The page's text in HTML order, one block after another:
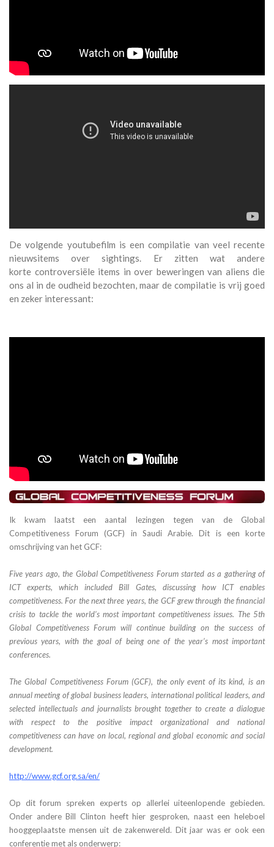
De volgende youtubefilm is een compilatie van veel recente
nieuwsitems over sightings. Er zitten wat andere
korte controversiële items in over beweringen van aliens die
ons al in de oudheid bezochten, maar de compilatie is vrij goed
en zeker interessant:
Ik kwam laatst een aantal lezingen tegen van de Global
Competitiveness Forum (GCF) in Saudi Arabie. Dit is een korte
omschrijving van het GCF:
Five years ago, the Global Competitiveness Forum started as a gathering of
ICT experts, which included Bill Gates, discussing how ICT enables
competitiveness. For the next three years, the GCF grew through the financial
crisis to tackle the world’s most important competitiveness issues. The 5th
Global Competitiveness Forum will continue building on the success of
previous years, with the goal of being one of the year’s most important
conferences.
The Global Competitiveness Forum (GCF), the only event of its kind, is an
annual meeting of global business leaders, international political leaders, and
selected intellectuals and journalists brought together to create a dialogue
with respect to the positive impact organizational and national
competitiveness can have on local, regional and global economic and social
development.
http://www.gcf.org.sa/en/
Op dit forum spreken experts op allerlei uiteenlopende gebieden.
Onder andere Bill Clinton heeft hier gesproken, naast een heleboel
hooggeplaatste mensen uit de zakenwereld. Dit jaar was er ook een
conferentie met als onderwerp: